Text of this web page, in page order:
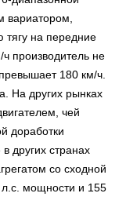
вариатором,
на передние
производитель не
180 км/ч.
На других рынках
чей
доработки
других странах
со сходной
л.с. мощности и 155